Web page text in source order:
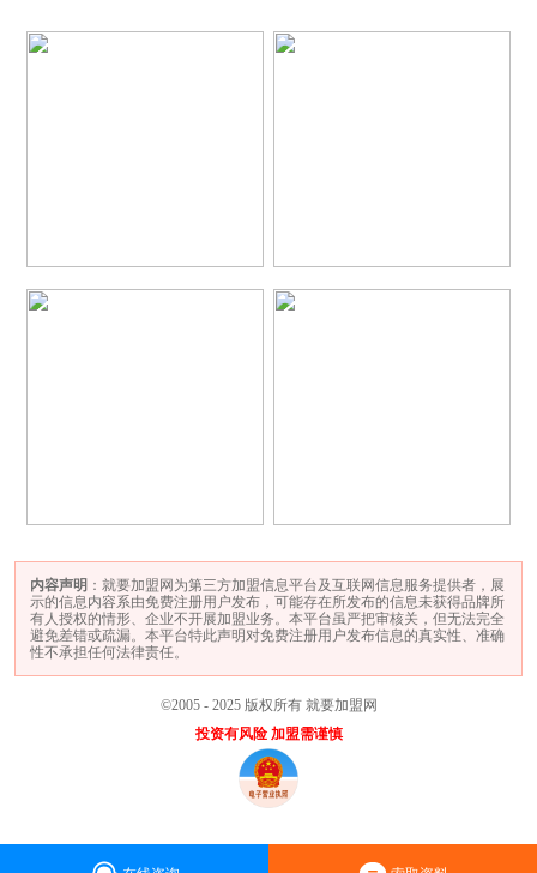
内容声明 ：就要加盟网为第三方加盟信息平台及互联网信息服务提供者，展
示的信息内容系由免费注册用户发布，可能存在所发布的信息未获得品牌所
有人授权的情形、企业不开展加盟业务。本平台虽严把审核关，但无法完全
避免差错或疏漏。本平台特此声明对免费注册用户发布信息的真实性、准确
性不承担任何法律责任。
©2005 - 2025 版权所有 就要加盟网
投资有风险 加盟需谨慎